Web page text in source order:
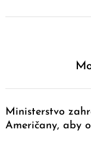
Ministerstvo
Američany, aby